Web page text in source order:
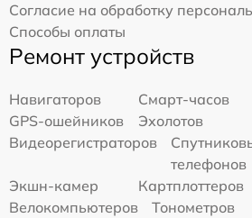
Согласие на обработку
Способы оплаты
Ремонт устройств
Навигаторов
Смарт-часов
GPS-ошейников
Эхолотов
Видеорегистраторов
телефонов
Экшн-камер
Картплоттеров
Велокомпьютеров
Тонометров